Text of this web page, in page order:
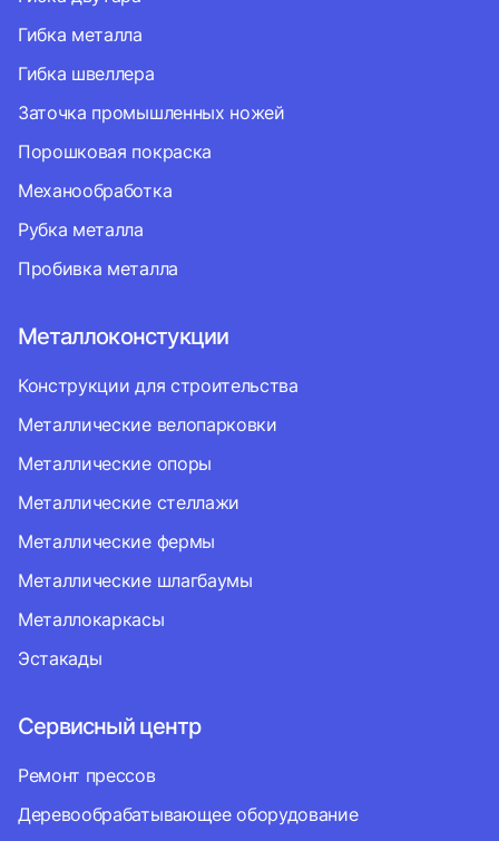
Гибка металла
Гибка швеллера
Заточка промышленных ножей
Порошковая покраска
Механообработка
Рубка металла
Пробивка металла
Металлоконстукции
Конструкции для строительства
Металлические велопарковки
Металлические опоры
Металлические стеллажи
Металлические фермы
Металлические шлагбаумы
Металлокаркасы
Эстакады
Сервисный центр
Ремонт прессов
Деревообрабатывающее оборудование